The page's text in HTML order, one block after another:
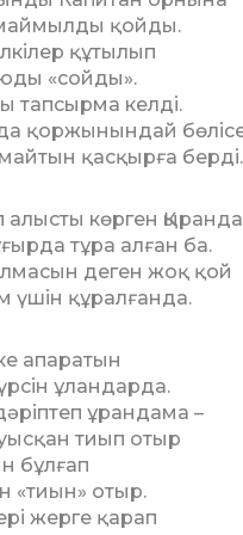
қойды.
құтылып
«сойды».
тапсырма келді.
қоржынындай
қасқырға берді.
көрген
тұра алған ба.
деген жоқ қой
үшін құралғанда.
апаратын
ұландарда.
ұрандама –
тиып отыр
бұлғап
«тиын» отыр.
жерге қарап